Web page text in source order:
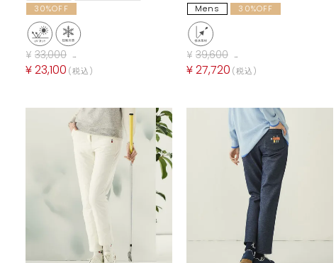
30%OFF
¥ 33,000 →
¥23,100 税込
Mens 30%OFF
¥ 39,600 →
¥27,720 税込